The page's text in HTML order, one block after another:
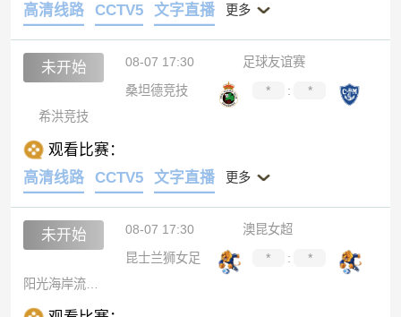
高清线路
CCTV5 文字直播 更多
未开始 08-07 17:30
足球友谊赛
桑坦德竞技
* :
*
希洪竞技
观看比赛：
高清线路
CCTV5 文字直播 更多
未开始 08-07 17:30
澳昆女超
昆士兰狮女足
* :
*